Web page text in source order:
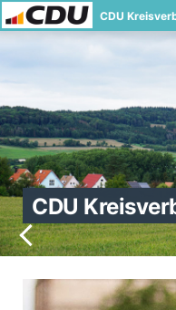
CDU
CDU